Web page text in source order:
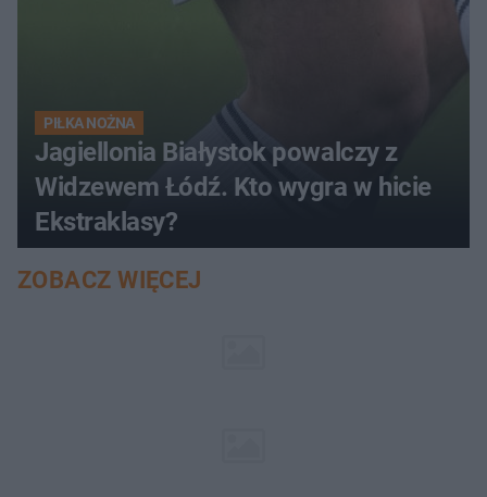
PIŁKA NOŻNA
Jagiellonia Białystok powalczy z
Widzewem Łódź. Kto wygra w hicie
Ekstraklasy?
ZOBACZ WIĘCEJ